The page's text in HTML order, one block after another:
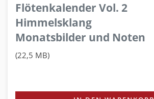
Flötenkalender Vol. 2
Himmelsklang
Monatsbilder und Noten
(22,5 MB)